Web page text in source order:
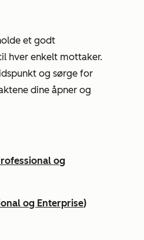
et godt
hver enkelt mottaker.
og sørge for
dine åpner og
og
og Enterprise)